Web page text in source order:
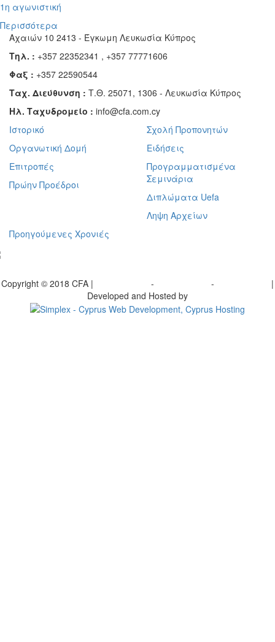
1η αγωνιστική
Περισσότερα
Αχαιών 10 2413 - Έγκωμη Λευκωσία Κύπρος
Τηλ. : +357 22352341 , +357 77771606
Φαξ : +357 22590544
Ταχ. Διεύθυνση : Τ.Θ. 25071, 1306 - Λευκωσία Κύπρος
Ηλ. Ταχυδρομείο : info@cfa.com.cy
Ιστορικό
Οργανωτική Δομή
Επιτροπές
Πρώην Προέδροι
Σχολή Προπονητών
Ειδήσεις
Προγραμματισμένα
Σεμινάρια
Διπλώματα Uefa
Ληψη Αρχείων
Προηγούμενες Χρονιές
Copyright © 2018 CFA | - -
|
Developed and Hosted by